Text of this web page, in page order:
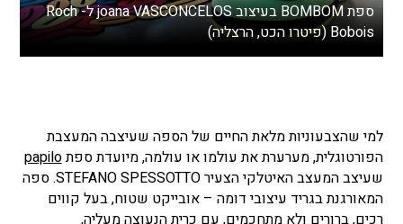
ספת BOMBOM בעיצוב joana VASCONCELOS ל- Roch
Bobois (פיטרו הכט, הרצליה)
למי שהצבעוניות מלאת החיים של הספה שעיצבה המעצבת
הפורטוגלית, מערערת את עולמו או עולמה, מיועדת ספתpapilo
שעיצב המעצב האיטלקי הצעיר STEFANO SPESSOTTO. ספה
המאורגנת בגריד עיצובי דומה – אובייקט שטוח, בעל קווים
רכים, ברורים ולא מתחכמים, עם כרית הנעוצה מעליה,